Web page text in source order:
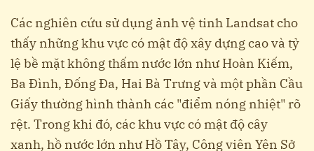
Các nghiên cứu sử dụng ảnh vệ tinh Landsat cho
thấy những khu vực có mật độ xây dựng cao và tỷ
lệ bề mặt không thấm nước lớn như Hoàn Kiếm,
Ba Đình, Đống Đa, Hai Bà Trưng và một phần Cầu
Giấy thường hình thành các "điểm nóng nhiệt" rõ
rệt. Trong khi đó, các khu vực có mật độ cây
xanh, hồ nước lớn như Hồ Tây, Công viên Yên Sở